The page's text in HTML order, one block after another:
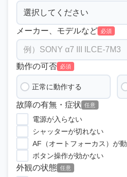
メーカー、モデルなど 必須
動作の可否 必須
正常に動作する
故障の有無・症状 任意
電源が入らない
シャッターが切れない
AF（オートフォーカス）が
ボタン操作が効かない
外観の状態 任意